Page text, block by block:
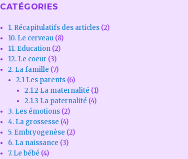
CATÉGORIES
1. Récapitulatifs des articles (2)
10. Le cerveau (8)
11. Education (2)
12. Le coeur (3)
2. La famille (7)
2.1 Les parents (6)
2.1.2 La maternalité (1)
2.1.3 La paternalité (4)
3. Les émotions (2)
4. La grossesse (4)
5. Embryogenèse (2)
6. La naissance (3)
7. Le bébé (4)